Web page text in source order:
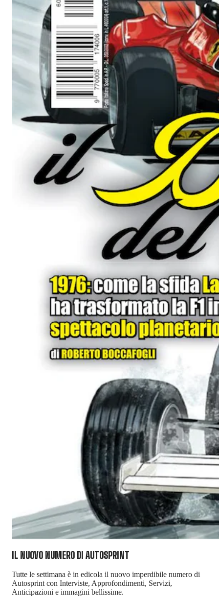
IL NUOVO NUMERO DI AUTOSPRINT
Tutte le settimana è in edicola il nuovo imperdibile numero di
Autosprint con Interviste, Approfondimenti, Servizi,
Anticipazioni e immagini bellissime.